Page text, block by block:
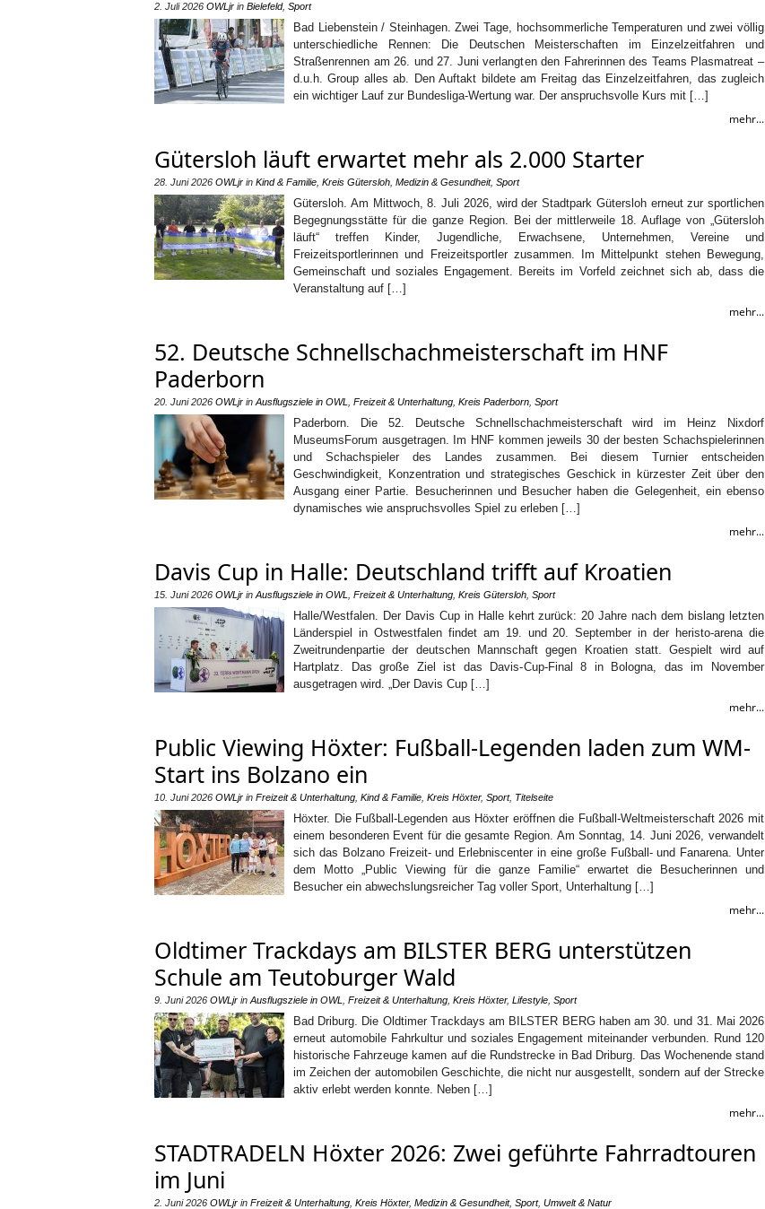
2. Juli 2026 OWLjr in Bielefeld, Sport
Bad Liebenstein / Steinhagen. Zwei Tage, hochsommerliche Temperaturen und zwei völlig
unterschiedliche Rennen: Die Deutschen Meisterschaften im Einzelzeitfahren und
Straßenrennen am 26. und 27. Juni verlangten den Fahrerinnen des Teams Plasmatreat –
d.u.h. Group alles ab. Den Auftakt bildete am Freitag das Einzelzeitfahren, das zugleich
ein wichtiger Lauf zur Bundesliga-Wertung war. Der anspruchsvolle Kurs mit […]
mehr...
Gütersloh läuft erwartet mehr als 2.000 Starter
28. Juni 2026 OWLjr in Kind & Familie Kreis Gütersloh Medizin & Gesundheit, Sport
Gütersloh. Am Mittwoch, 8. Juli 2026, wird der Stadtpark Gütersloh erneut zur sportlichen
Begegnungsstätte für die ganze Region. Bei der mittlerweile 18. Auflage von „Gütersloh
läuft“ treffen Kinder, Jugendliche, Erwachsene, Unternehmen, Vereine und
Freizeitsportlerinnen und Freizeitsportler zusammen. Im Mittelpunkt stehen Bewegung,
Gemeinschaft und soziales Engagement. Bereits im Vorfeld zeichnet sich ab, dass die
Veranstaltung auf […]
mehr...
52. Deutsche Schnellschachmeisterschaft im HNF
Paderborn
20. Juni 2026 OWLjr in Ausflugsziele in OWL Freizeit & Unterhaltung Kreis Paderborn Sport
Paderborn. Die 52. Deutsche Schnellschachmeisterschaft wird im Heinz Nixdorf
MuseumsForum ausgetragen. Im HNF kommen jeweils 30 der besten Schachspielerinnen
und Schachspieler des Landes zusammen. Bei diesem Turnier entscheiden
Geschwindigkeit, Konzentration und strategisches Geschick in kürzester Zeit über den
Ausgang einer Partie. Besucherinnen und Besucher haben die Gelegenheit, ein ebenso
dynamisches wie anspruchsvolles Spiel zu erleben […]
mehr...
Davis Cup in Halle: Deutschland trifft auf Kroatien
15. Juni 2026 OWLjr in Ausflugsziele in OWL Freizeit & Unterhaltung Kreis Gütersloh Sport
Halle/Westfalen. Der Davis Cup in Halle kehrt zurück: 20 Jahre nach dem bislang letzten
Länderspiel in Ostwestfalen findet am 19. und 20. September in der heristo-arena die
Zweitrundenpartie der deutschen Mannschaft gegen Kroatien statt. Gespielt wird auf
Hartplatz. Das große Ziel ist das Davis-Cup-Final 8 in Bologna, das im November
ausgetragen wird. „Der Davis Cup […]
mehr...
Public Viewing Höxter: Fußball-Legenden laden zum WM-
Start ins Bolzano ein
10. Juni 2026 OWLjr in Freizeit & Unterhaltung Kind & Familie Kreis Höxter, Sport, Titelseite
Höxter. Die Fußball-Legenden aus Höxter eröffnen die Fußball-Weltmeisterschaft 2026 mit
einem besonderen Event für die gesamte Region. Am Sonntag, 14. Juni 2026, verwandelt
sich das Bolzano Freizeit- und Erlebniscenter in eine große Fußball- und Fanarena. Unter
dem Motto „Public Viewing für die ganze Familie“ erwartet die Besucherinnen und
Besucher ein abwechslungsreicher Tag voller Sport, Unterhaltung […]
mehr...
Oldtimer Trackdays am BILSTER BERG unterstützen
Schule am Teutoburger Wald
9. Juni 2026 OWLjr in Ausflugsziele in OWL Freizeit & Unterhaltung Kreis Höxter, Lifestyle Sport
Bad Driburg. Die Oldtimer Trackdays am BILSTER BERG haben am 30. und 31. Mai 2026
erneut automobile Fahrkultur und soziales Engagement miteinander verbunden. Rund 120
historische Fahrzeuge kamen auf die Rundstrecke in Bad Driburg. Das Wochenende stand
im Zeichen der automobilen Geschichte, die nicht nur ausgestellt, sondern auf der Strecke
aktiv erlebt werden konnte. Neben […]
mehr...
STADTRADELN Höxter 2026: Zwei geführte Fahrradtouren
im Juni
2. Juni 2026 OWLjr in Freizeit & Unterhaltung Kreis Höxter, Medizin & Gesundheit, Sport, Umwelt & Natur